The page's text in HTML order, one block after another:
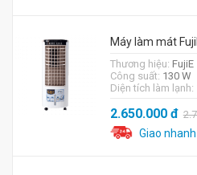
Máy làm mát
Thương hiệu: FujiE
Công suất: 130 W
Diện tích làm lạnh:
2.650.000đ
Giao nhanh